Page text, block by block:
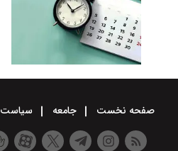
صفحه نخست جامعه سیاست